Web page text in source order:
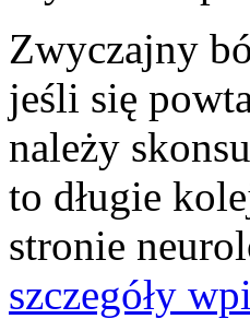
Zwyczajny
jeśli się
należy
to długie
stronie
szczegóły